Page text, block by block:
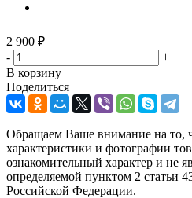
2 900 ₽
-
+
В корзину
Поделиться
Обращаем Ваше внимание на то,
характеристики и фотографии
ознакомительный характер и не
определяемой пунктом 2 статьи
Российской Федерации.